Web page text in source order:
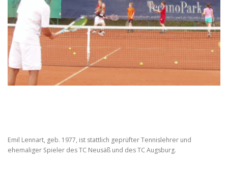
Emil Lennart, geb. 1977, ist stattlich geprüfter Tennislehrer und
ehemaliger Spieler des TC Neusäß und des TC Augsburg.